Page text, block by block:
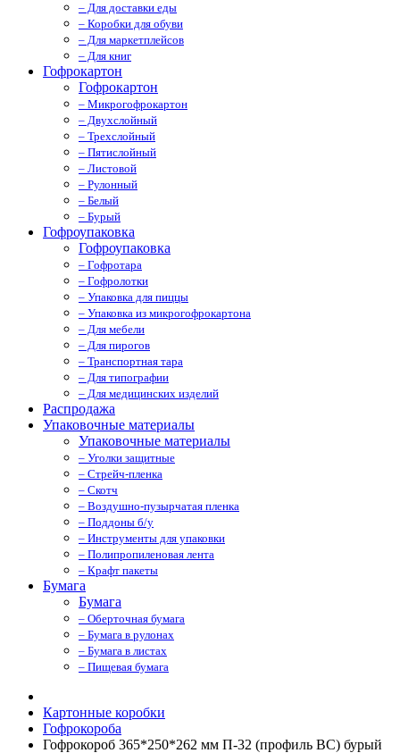
– Для доставки еды
– Коробки для обуви
– Для маркетплейсов
– Для книг
Гофрокартон
Гофрокартон
– Микрогофрокартон
– Двухслойный
– Трехслойный
– Пятислойный
– Листовой
– Рулонный
– Белый
– Бурый
Гофроупаковка
Гофроупаковка
– Гофротара
– Гофролотки
– Упаковка для пиццы
– Упаковка из микрогофрокартона
– Для мебели
– Для пирогов
– Транспортная тара
– Для типографии
– Для медицинских изделий
Распродажа
Упаковочные материалы
Упаковочные материалы
– Уголки защитные
– Стрейч-пленка
– Скотч
– Воздушно-пузырчатая пленка
– Поддоны б/у
– Инструменты для упаковки
– Полипропиленовая лента
– Крафт пакеты
Бумага
Бумага
– Оберточная бумага
– Бумага в рулонах
– Бумага в листах
– Пищевая бумага
Картонные коробки
Гофрокороба
Гофрокороб 365*250*262 мм П-32 (профиль BC) бурый